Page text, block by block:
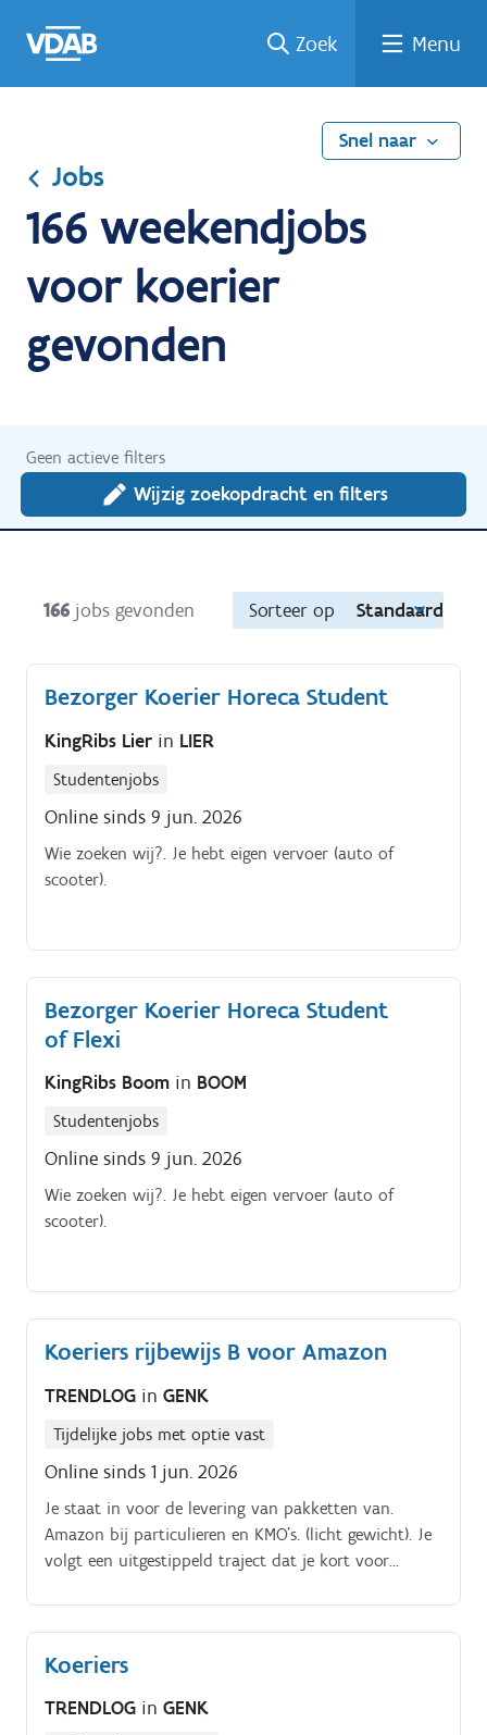
naar
een
een
job
naar
Zoek Menu
Snel naar
Jobs
166 weekendjobs
voor koerier
gevonden
Geen actieve filters
Wijzig zoekopdracht en filters
166 jobs gevonden Sorteer op Standaard
Bezorger Koerier Horeca Student
KingRibs Lier in LIER
Studentenjobs
Online sinds 9 jun. 2026
Wie zoeken wij?. Je hebt eigen vervoer (auto of
scooter).
Bezorger Koerier Horeca Student
of Flexi
KingRibs Boom in BOOM
Studentenjobs
Online sinds 9 jun. 2026
Wie zoeken wij?. Je hebt eigen vervoer (auto of
scooter).
Koeriers rijbewijs B voor Amazon
TRENDLOG in GENK
Tijdelijke jobs met optie vast
Online sinds 1 jun. 2026
Je staat in voor de levering van pakketten van.
Amazon bij particulieren en KMO's. (licht gewicht). Je
volgt een uitgestippeld traject dat je kort voor
pakketjes in het voertuig Je levert de pakketjes bij de
klant af Je werkdag start om 10:00 uur en je werkt
tot 18:00 uur
Koeriers
TRENDLOG in GENK